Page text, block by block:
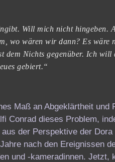
Will mich nicht hingeben.
wo wären wir dann? Es
dem Nichts gegenüber. Ich
gebiert.“
Maß an Abgeklärtheit
Conrad dieses Problem,
der Perspektive der
nach den Ereignissen
und -kameradinnen.